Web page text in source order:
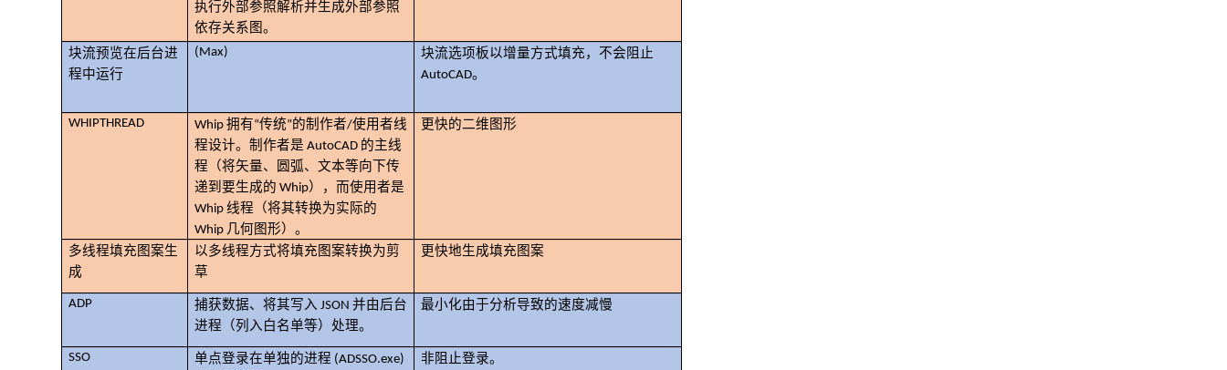
执行外部参照解析并生成外部参照
依存关系图。
块流预览在后台进
程中运行
(Max)
块流选项板以增量方式填充，不会阻止
AutoCAD。
WHIPTHREAD
Whip 拥有“传统”的制作者/使用者线
程设计。制作者是 AutoCAD 的主线
程（将矢量、圆弧、文本等向下传
递到要生成的 Whip），而使用者是
Whip 线程（将其转换为实际的
Whip 几何图形）。
更快的二维图形
多线程填充图案生
成
以多线程方式将填充图案转换为剪
草
更快地生成填充图案
ADP
捕获数据、将其写入 JSON 并由后台
进程（列入白名单等）处理。
最小化由于分析导致的速度减慢
SSO
单点登录在单独的进程 (ADSSO.exe)
非阻止登录。